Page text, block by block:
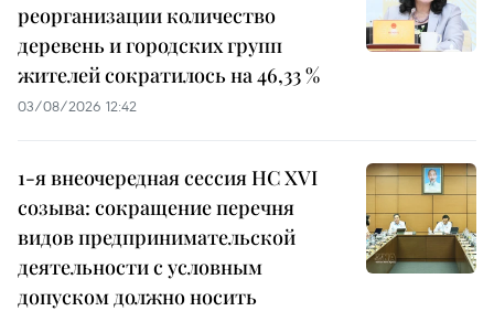
реорганизации количество
деревень и городских групп
жителей сократилось на 46,33 %
03/08/2026 12:42
1-я внеочередная сессия НС XVI
созыва: сокращение перечня
видов предпринимательской
деятельности с условным
допуском должно носить